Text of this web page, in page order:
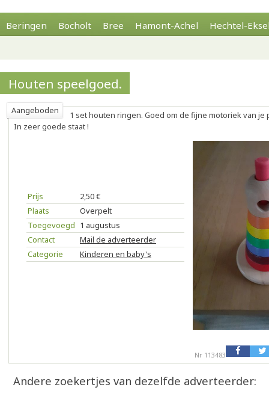
Beringen Bocholt Bree Hamont-Achel Hechtel-
Houten speelgoed.
Aangeboden
1 set houten ringen. Goed om de fijne motoriek van
In zeer goede staat !
Prijs
2,50 €
Plaats
Overpelt
Toegevoegd 1 augustus
Contact
Mail de adverteerder
Categorie
Kinderen en baby's
Nr 113483
Andere zoekertjes van dezelfde adverteerder: